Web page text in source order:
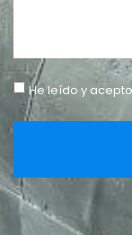
He leído y